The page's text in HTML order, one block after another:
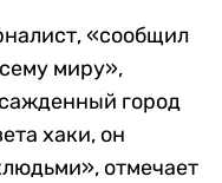
«сообщил
миру»,
город
хаки, он
отмечает